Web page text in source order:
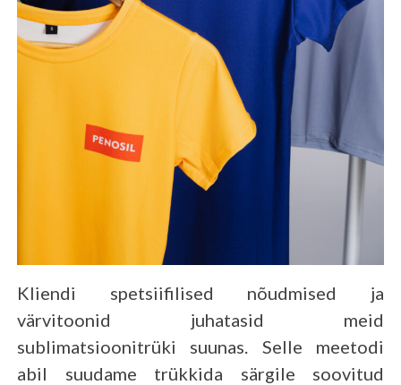
Kliendi spetsiifilised nõudmised ja
värvitoonid juhatasid meid
sublimatsioonitrüki suunas. Selle meetodi
abil suudame trükkida särgile soovitud